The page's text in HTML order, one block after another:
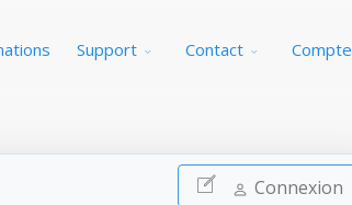
Support Contact Compte
Connexion